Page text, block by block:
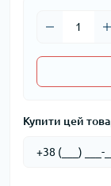
Купити цей